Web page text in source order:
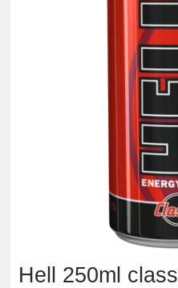
Hell 250ml